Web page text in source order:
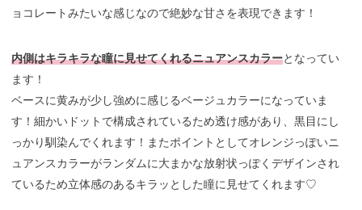
ョコレートみたいな感じなので絶妙な甘さを表現できます！
内側はキラキラな瞳に見せてくれるニュアンスカラーとなってい
ます！
ベースに黄みが少し強めに感じるベージュカラーになっていま
す！細かいドットで構成されているため透け感があり、黒目にし
っかり馴染んでくれます！またポイントとしてオレンジっぽいニ
ュアンスカラーがランダムに大まかな放射状っぽくデザインされ
ているため立体感のあるキラッとした瞳に見せてくれます♡